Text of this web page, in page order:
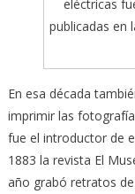
eléctricas
publicadas en
En esa década
imprimir las
fue el introductor de
1883 la revista El
año grabó retratos